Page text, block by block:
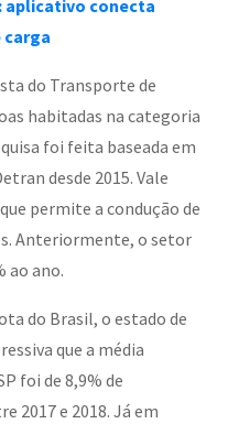
aplicativo conecta
carga
do Transporte de
habitadas na categoria
foi feita baseada em
desde 2015. Vale
permite a condução de
Anteriormente, o setor
ao ano.
do Brasil, o estado de
que a média
foi de 8,9% de
2017 e 2018. Já em